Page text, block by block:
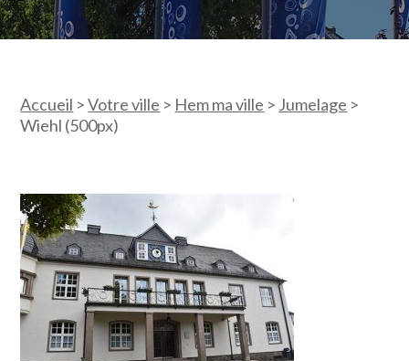
Accueil >Votre ville > Hem ma ville > Jumelage >
Wiehl (500px)